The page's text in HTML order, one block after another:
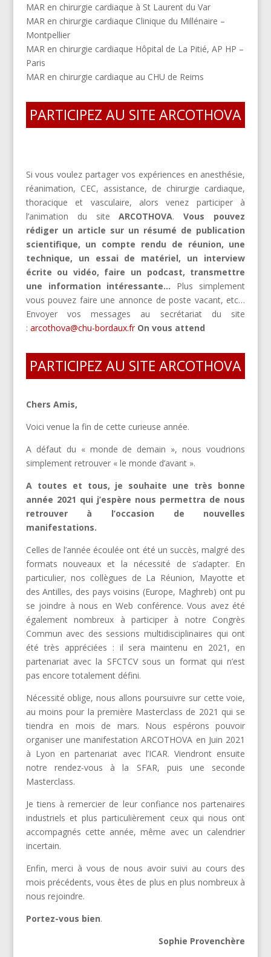
MAR en chirurgie cardiaque à St Laurent du Var
MAR en chirurgie cardiaque Clinique du Millénaire –
Montpellier
MAR en chirurgie cardiaque Hôpital de La Pitié, AP HP –
Paris
MAR en chirurgie cardiaque au CHU de Reims
PARTICIPEZ AU SITE ARCOTHOVA
Si vous voulez partager vos expériences en anesthésie,
réanimation, CEC, assistance, de chirurgie cardiaque,
thoracique et vasculaire, alors venez participer à
l’animation du siteARCOTHOVA.Vous pouvez
rédiger un article sur un résumé de publication
scientifique, un compte rendu de réunion, une
technique, un essai de matériel, un interview
écrite ou vidéo, faire un podcast, transmettre
une information intéressante… Plus simplement
vous pouvez faire une annonce de poste vacant, etc…
Envoyer vos messages au secrétariat du site
: arcothova@chu-bordaux.fr On vous attend
PARTICIPEZ AU SITE ARCOTHOVA
Chers Amis,
Voici venue la fin de cette curieuse année.
A défaut du « monde de demain », nous voudrions
simplement retrouver « le monde d’avant ».
A toutes et tous, je souhaite une très bonne
année 2021 qui j’espère nous permettra de nous
retrouver à l’occasion de nouvelles
manifestations.
Celles de l’année écoulée ont été un succès, malgré des
formats nouveaux et la nécessité de s’adapter. En
particulier, nos collègues de La Réunion, Mayotte et
des Antilles, des pays voisins (Europe, Maghreb) ont pu
se joindre à nous en Web conférence. Vous avez été
également nombreux à participer à notre Congrès
Commun avec des sessions multidisciplinaires qui ont
été très appréciées : il sera maintenu en 2021, en
partenariat avec la SFCTCV sous un format qui n’est
pas encore totalement défini.
Nécessité oblige, nous allons poursuivre sur cette voie,
au moins pour la première Masterclass de 2021 qui se
tiendra en mois de mars. Nous espérons pouvoir
organiser une manifestation ARCOTHOVA en Juin 2021
à Lyon en partenariat avec l’ICAR. Viendront ensuite
notre rendez-vous à la SFAR, puis une seconde
Masterclass.
Je tiens à remercier de leur confiance nos partenaires
industriels et plus particulièrement ceux qui nous ont
accompagnés cette année, même avec un calendrier
incertain.
Enfin, merci à vous de nous avoir suivi au cours des
mois précédents, vous êtes de plus en plus nombreux à
nous rejoindre.
Portez-vous bien.
Sophie Provenchère